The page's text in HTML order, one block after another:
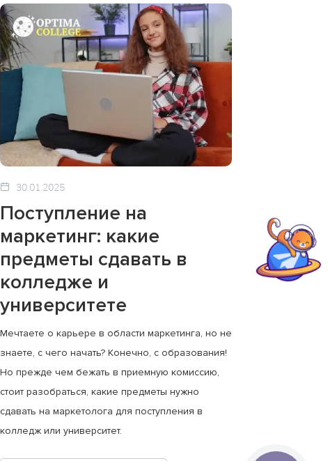
30.01.2025
Поступление на
маркетинг: какие
предметы сдавать в
колледже и
университете
Мечтаете о карьере в области маркетинга, но не
знаете, с чего начать? Конечно, с образования!
Но прежде чем бежать в приемную комиссию,
стоит разобраться, какие предметы нужно
сдавать на маркетолога для поступления в
колледж или университет.